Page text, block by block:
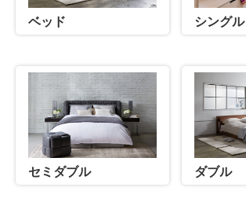
ベッド シングル
セミダブル ダブル